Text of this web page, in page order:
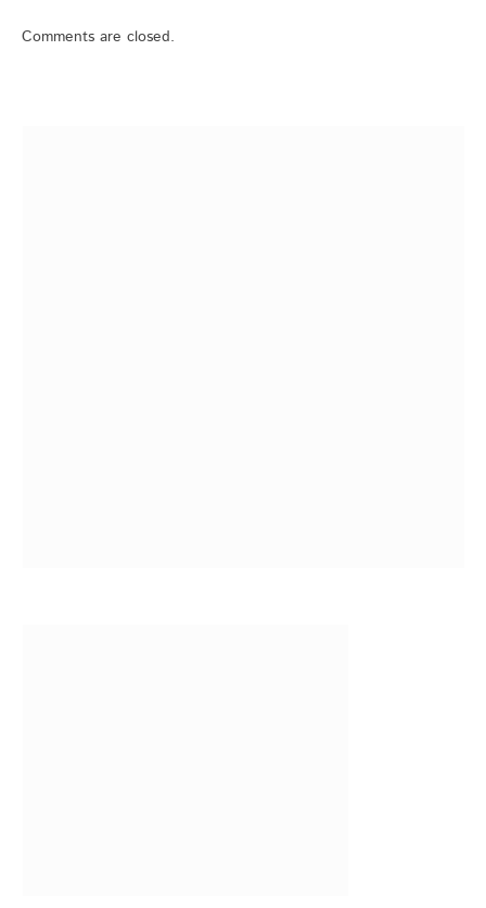
Comments are closed.